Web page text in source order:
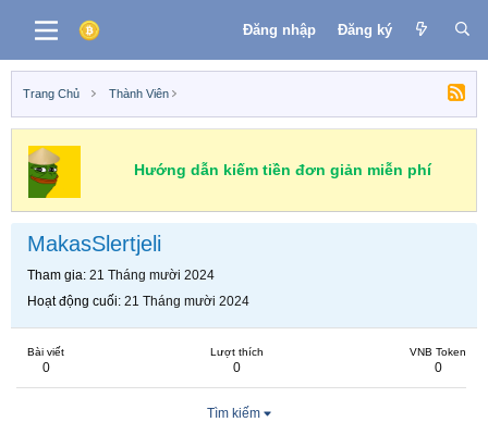
Đăng nhập Đăng ký
Trang Chủ Thành Viên
Hướng dẫn kiếm tiền đơn giản miễn phí
MakasSlertjeli
Tham gia 21 Tháng mười 2024
Hoạt động cuối 21 Tháng mười 2024
Bài viết
0
Lượt thích
0
VNB Token
0
Tìm kiếm